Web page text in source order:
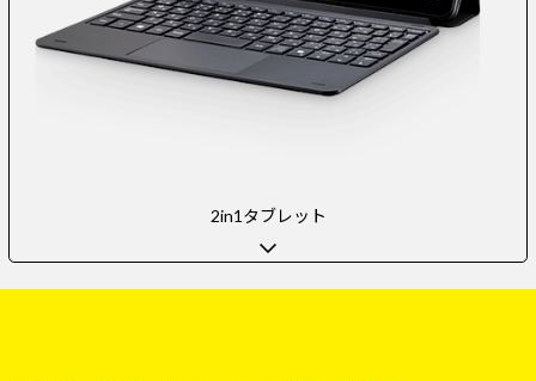
2in1タブレット